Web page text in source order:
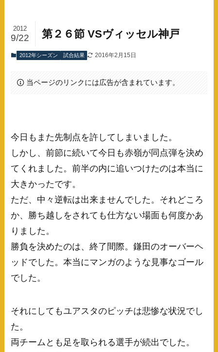
第２６節 VSヴィッセル神戸
2012
9/22
2012年シーズン 試合結果 2016年2月15日
当ページのリンクには広告が含まれています。
今日もまた先制点を許してしまいました。
しかし、前節に続いて今日も赤嶺が同点弾を決め
てくれました。前半の内に追いつけたのは本当に
大きかったです。
ただ、中々逆転は出来ませんでした。それどころ
か、勝ち越しをされても仕方ない場面も何度かあ
りました。
勝負を決めたのは、終了間際。鎌田のオーバーヘ
ッドでした。本当にマンガのような見事なゴール
でした。
それにしてもユアスタのピッチは悲惨な状況でし
た。
両チームとも足を取られる選手が続出でした。